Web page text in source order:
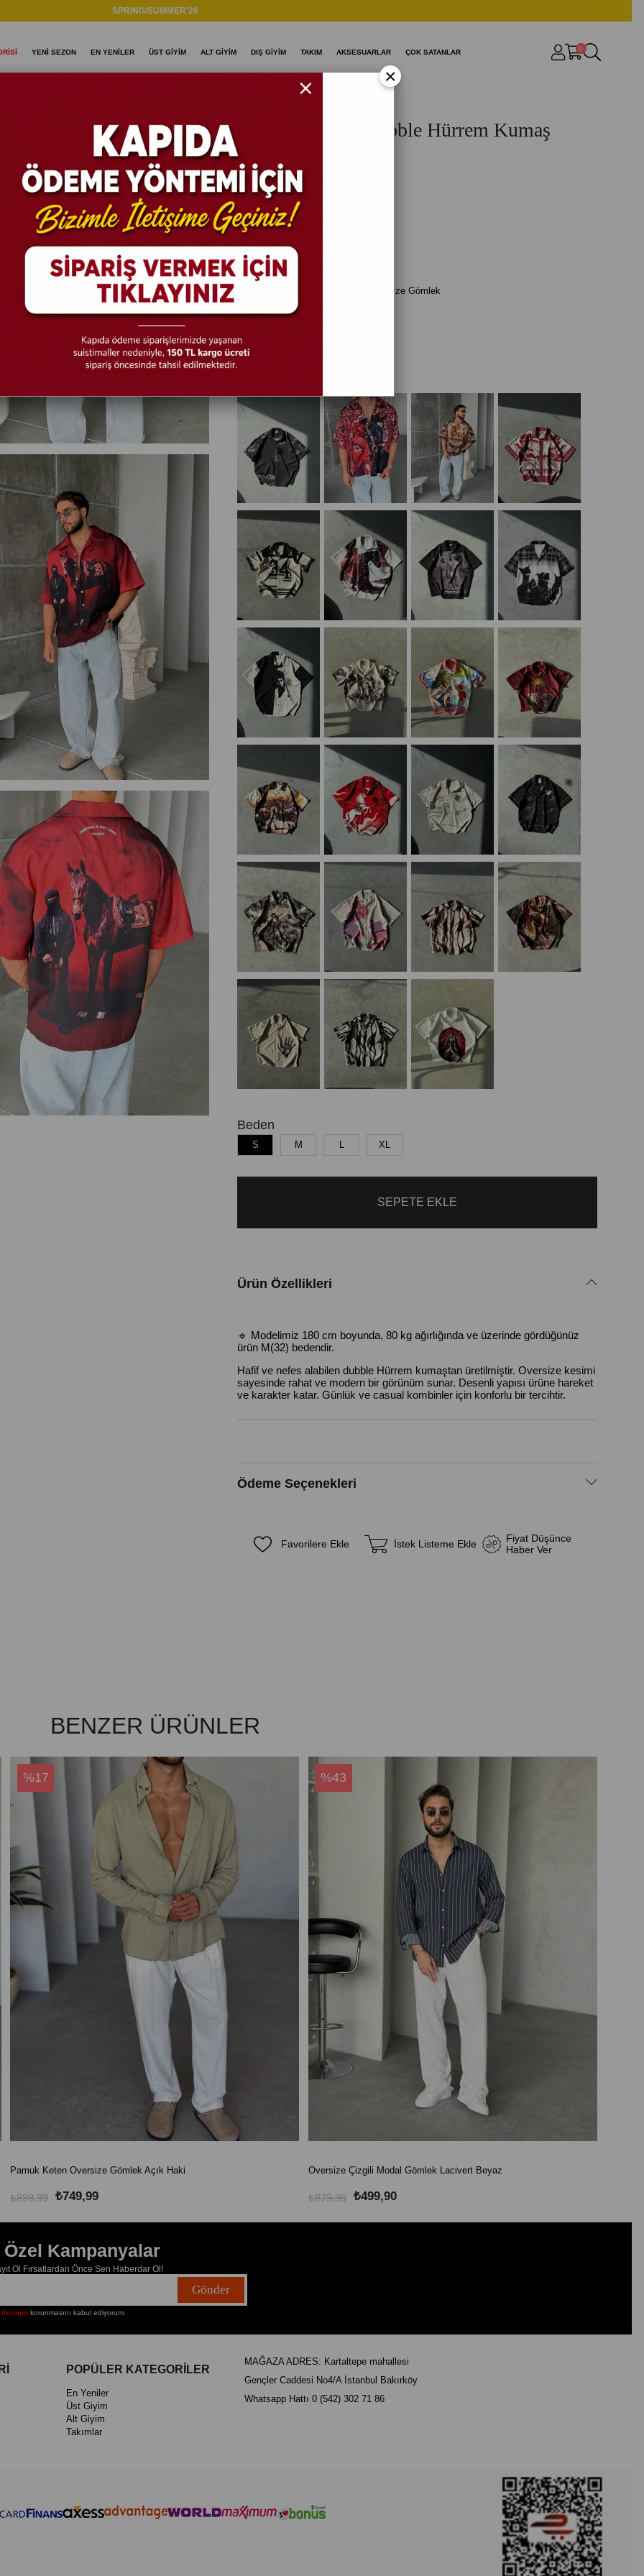
SPRING/SUMMER'26
YENİ SEZON EN YENİLER ÜST GİYİM ALT GİYİM DIŞ GİYİM TAKIM AKSESUARLAR ÇOK SATANLAR 0
BOLD Desenli Dubble Hürrem Kumaş
Oversize Gömlek T
Stok Kodu (BOLD2)
29 Nisan kargoda...
Desenli Dubble Hürrem Kumaş Oversize Gömlek
Beden
S M L XL
Ürün Özellikleri
🔹 Modelimiz 180 cm boyunda, 80 kg ağırlığında ve üzerinde gördüğünüz
ürün M(32) bedendir.
Hafif ve nefes alabilen dubble Hürrem kumaştan üretilmiştir. Oversize kesimi
sayesinde rahat ve modern bir görünüm sunar. Desenli yapısı ürüne hareket
ve karakter katar. Günlük ve casual kombinler için konforlu bir tercihtir.
Ödeme Seçenekleri
Favorilere Ekle İstek Listeme Ekle
Fiyat Düşünce
Haber Ver
BENZER ÜRÜNLER
Pamuk Keten Oversize Gömlek Açık Haki
₺749,99
₺899,99
%17
Oversize Çizgili Modal Gömlek Lacivert Beyaz
₺499,90
₺879,99
%43
Özel Kampanyalar
Ol Fırsatlardan Önce Sen Haberdar Ol!
Gönder
korunmasını kabul ediyorum.
POPÜLER KATEGORİLER
En Yeniler
Üst Giyim
Alt Giyim
Takımlar
MAĞAZA ADRES: Kartaltepe mahallesi
Gençler Caddesi No4/A İstanbul Bakırköy
Whatsapp Hattı 0 (542) 302 71 86
×